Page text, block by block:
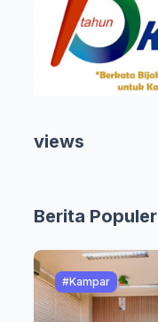
views
Berita Populer
#Kampar